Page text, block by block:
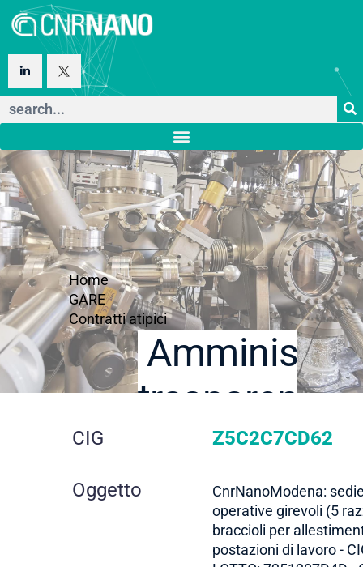
Home
GARE
Contratti atipici
trasparente
dettaglio
gara
CIG Z5C2C7CD62
Oggetto
CnrNanoModena:
operative girevoli (5
braccioli per
postazioni di lavoro -